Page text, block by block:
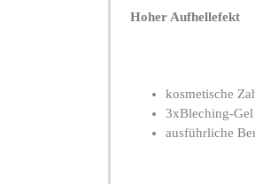
Hoher Aufhellefekt
kosmetische
3xBleching-Gel
ausführliche